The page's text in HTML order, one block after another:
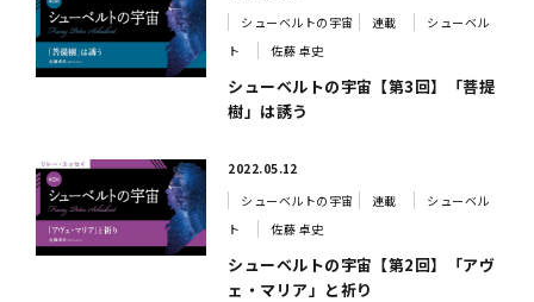
シューベルトの宇宙
連載
シューベル
ト
佐藤 卓史
シューベルトの宇宙【第3回】「菩提
樹」は誘う
2022.05.12
シューベルトの宇宙
連載
シューベル
ト
佐藤 卓史
シューベルトの宇宙【第2回】「アヴ
ェ・マリア」と祈り